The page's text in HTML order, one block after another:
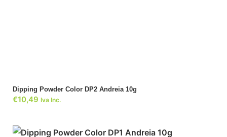
Dipping Powder Color DP2 Andreia 10g
€10,49 Iva Inc.